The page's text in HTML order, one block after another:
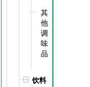
其
他
调
味
品
饮料